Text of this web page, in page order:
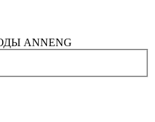
ANNENG